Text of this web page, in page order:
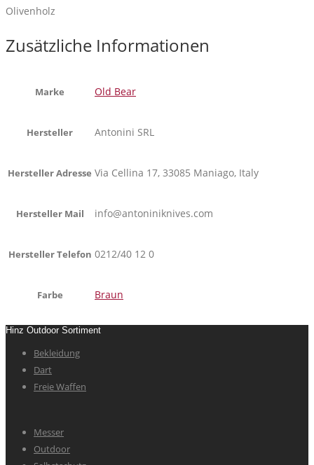
Olivenholz
Zusätzliche Informationen
Marke Old Bear
Hersteller Antonini SRL
Hersteller Adresse Via Cellina 17, 33085 Maniago, Italy
Hersteller Mail info@antoniniknives.com
Hersteller Telefon 0212/40 12 0
Farbe Braun
Hinz Outdoor Sortiment
Bekleidung
Dart
Freie Waffen
Messer
Outdoor